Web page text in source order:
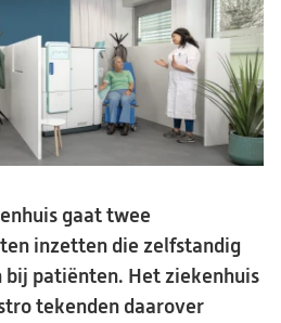
gaat twee
inzetten die zelfstandig
bij patiënten. Het ziekenhuis
tekenden daarover